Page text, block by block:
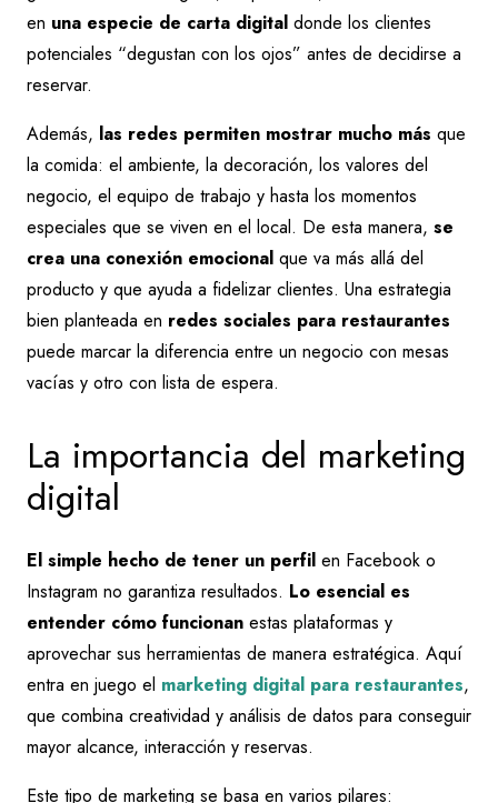
en una especie de carta digital donde los clientes
potenciales “degustan con los ojos” antes de decidirse a
reservar.
Además, las redes permiten mostrar mucho más que
la comida: el ambiente, la decoración, los valores del
negocio, el equipo de trabajo y hasta los momentos
especiales que se viven en el local. De esta manera, se
crea una conexión emocional que va más allá del
producto y que ayuda a fidelizar clientes. Una estrategia
bien planteada en redes sociales para restaurantes
puede marcar la diferencia entre un negocio con mesas
vacías y otro con lista de espera.
La importancia del marketing
digital
El simple hecho de tener un perfil en Facebook o
Instagram no garantiza resultados. Lo esencial es
entender cómo funcionan estas plataformas y
aprovechar sus herramientas de manera estratégica. Aquí
entra en juego el marketing digital para restaurantes,
que combina creatividad y análisis de datos para conseguir
mayor alcance, interacción y reservas.
Este tipo de marketing se basa en varios pilares: